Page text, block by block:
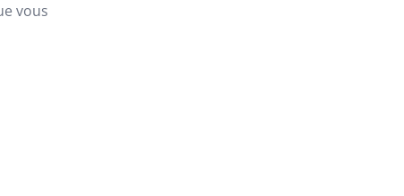
vous